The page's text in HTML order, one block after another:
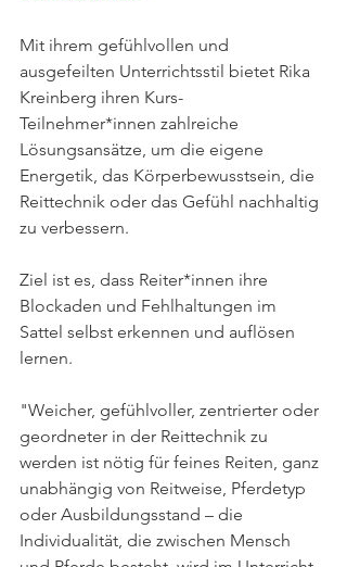
Mit ihrem gefühlvollen und
ausgefeilten Unterrichtsstil bietet Rika
Kreinberg ihren Kurs-
Teilnehmer*innen zahlreiche
Lösungsansätze, um die eigene
Energetik, das Körperbewusstsein, die
Reittechnik oder das Gefühl nachhaltig
zu verbessern.
Ziel ist es, dass Reiter*innen ihre
Blockaden und Fehlhaltungen im
Sattel selbst erkennen und auflösen
lernen.
"Weicher, gefühlvoller, zentrierter oder
geordneter in der Reittechnik zu
werden ist nötig für feines Reiten, ganz
unabhängig von Reitweise, Pferdetyp
oder Ausbildungsstand – die
Individualität, die zwischen Mensch